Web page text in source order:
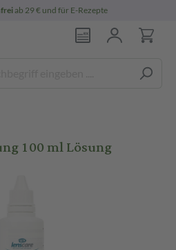
ab 29 € und für E-Rezepte
100 ml Lösung